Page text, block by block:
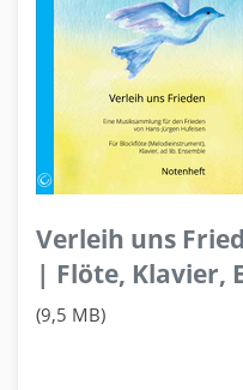
Verleih uns
| Flöte, Klavier,
(9,5 MB)